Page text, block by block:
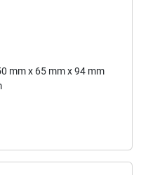
mm x 65 mm x 94 mm